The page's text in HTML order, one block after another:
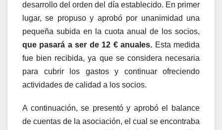
desarrollo del orden del día establecido. En primer
lugar, se propuso y aprobó por unanimidad una
pequeña subida en la cuota anual de los socios,
que pasará a ser de 12 € anuales. Esta medida
fue bien recibida, ya que se considera necesaria
para cubrir los gastos y continuar ofreciendo
actividades de calidad a los socios.
A continuación, se presentó y aprobó el balance
de cuentas de la asociación, el cual se encontraba